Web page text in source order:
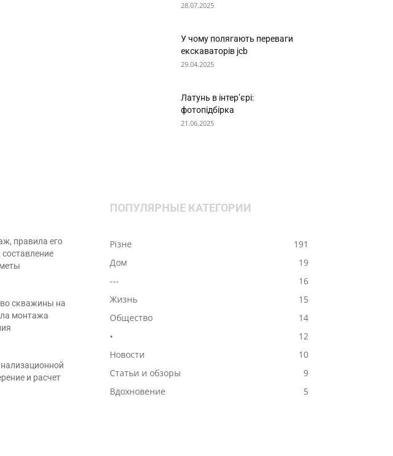
28.07.2025
У чому полягають переваги
екскаваторів jcb
29.04.2025
Латунь в інтер’єрі:
фотопідбірка
21.06.2025
правила его
составление
скважины на
монтажа
и расчет
ПОПУЛЯРНЫЕ КАТЕГОРИИ
Різне
191
Дом
19
---
16
Жизнь
15
Общество
14
•
12
Новости
10
Статьи и обзоры
9
Вдохновение
5